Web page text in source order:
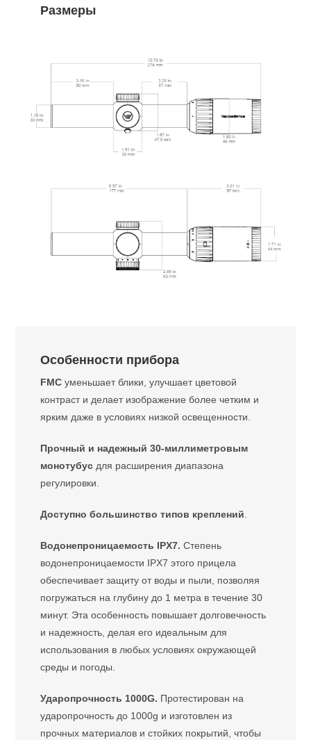
Размеры
Особенности прибора
FMC уменьшает блики, улучшает цветовой
контраст и делает изображение более четким и
ярким даже в условиях низкой освещенности.
Прочный и надежный 30-миллиметровым
монотубус для расширения диапазона
регулировки.
Доступно большинство типов креплений
Водонепроницаемость IPX7. Степень
водонепроницаемости IPX7 этого прицела
обеспечивает защиту от воды и пыли, позволяя
погружаться на глубину до 1 метра в течение 30
минут. Эта особенность повышает долговечность
и надежность, делая его идеальным для
использования в любых условиях окружающей
среды и погоды.
Ударопрочность 1000G. Протестирован на
ударопрочность до 1000g и изготовлен из
прочных материалов и стойких покрытий, чтобы